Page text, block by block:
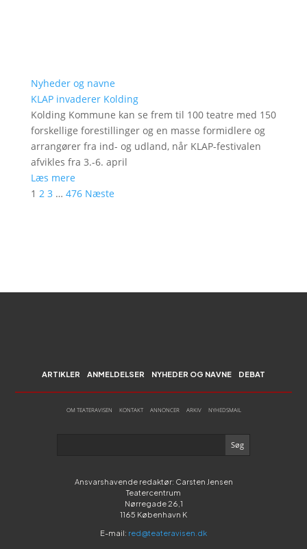
Nyheder og navne
KLAP invaderer Kolding
Kolding Kommune kan se frem til 100 teatre med 150
forskellige forestillinger og en masse formidlere og
arrangører fra ind- og udland, når KLAP-festivalen
afvikles fra 3.-6. april
Læs mere
1 2 3 … 476 Næste
ARTIKLER ANMELDELSER NYHEDER OG NAVNE DEBAT
OM TEATERAVISEN KONTAKT ANNONCER ARKIV NYHEDSMAIL
Ansvarshavende redaktør: Carsten Jensen
Teatercentrum
Nørregade 26,1
1165 København K
E-mail: red@teateravisen.dk